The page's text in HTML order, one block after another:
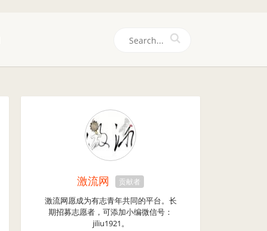
激流网 贡献者
激流网愿成为有志青年共同的平台。长
期招募志愿者，可添加小编微信号：
jiliu1921。